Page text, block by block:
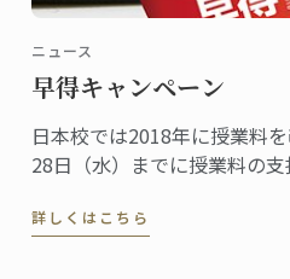
ニュース
早得キャンペーン
日本校では2018年に授業料
28日（水）までに授業料の
をご検討中の方は、早めのお
詳しくはこちら